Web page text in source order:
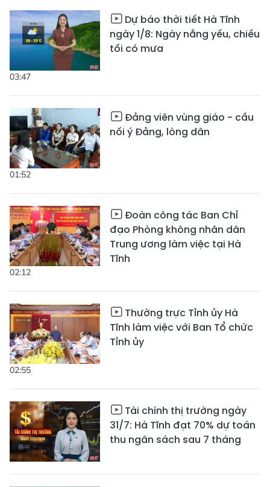
03:47
Dự báo thời tiết Hà Tĩnh
ngày 1/8: Ngày nắng yếu, chiều
tối có mưa
01:52
Đảng viên vùng giáo - cầu
nối ý Đảng, lòng dân
02:12
Đoàn công tác Ban Chỉ
đạo Phòng không nhân dân
Trung ương làm việc tại Hà
Tĩnh
02:55
Thường trực Tỉnh ủy Hà
Tĩnh làm việc với Ban Tổ chức
Tỉnh ủy
Tài chính thị trường ngày
31/7: Hà Tĩnh đạt 70% dự toán
thu ngân sách sau 7 tháng